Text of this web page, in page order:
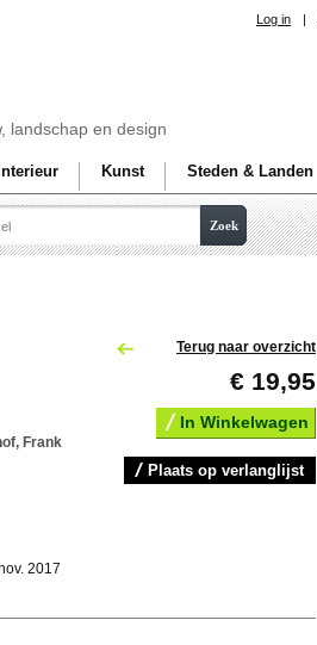
landschap en design
Log in |
Kunst Steden & Landen
Zoek
Terug naar overzicht
€ 19,95
In Winkelwagen
Plaats op verlanglijst
Frank
2017